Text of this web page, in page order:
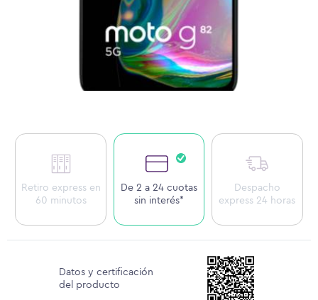
Retiro express en
60 minutos
De 2 a 24 cuotas
sin interés*
Despacho
express 24 horas
Datos y certificación
del producto